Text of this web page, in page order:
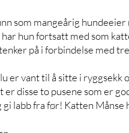
som mangeårig
hun fortsatt med som
på i forbindelse med
er vant til å sitte i
er disse to pusene som er
labb fra før! Katten